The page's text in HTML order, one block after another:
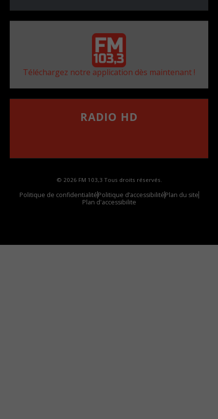
Téléchargez notre application dès maintenant !
RADIO HD
© 2026 FM 103,3 Tous droits réservés.
Politique de confidentialitéPolitique d’accessibilitéPlan du site
Plan d'accessibilite